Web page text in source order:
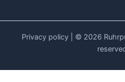
Privacy policy| © 2026